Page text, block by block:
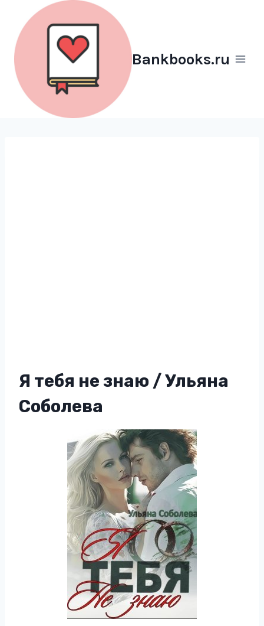
Перейти
содержимому
Bankbooks.ru
Я тебя не знаю / Ульяна
Соболева